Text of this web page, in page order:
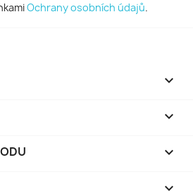
Ochrany osobních údajů.


keyboard_arrow_down